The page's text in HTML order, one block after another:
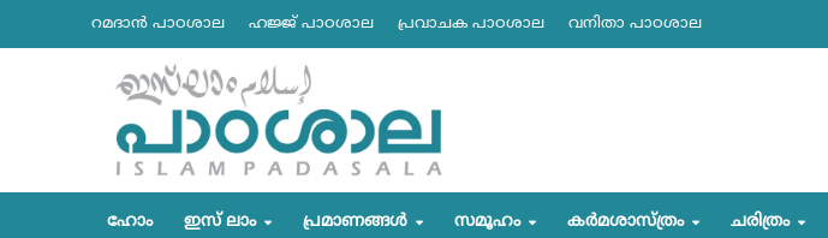
റമദാന്‍ പാഠശാല ഹജ്ജ് പാഠശാല പ്രവാചക പാഠശാല വനിതാ പാഠശാല
ഹോം ഇസ് ലാം പ്രമാണങ്ങള്‍ സമൂഹം കര്‍മശാസ്ത്രം ചരിത്രം